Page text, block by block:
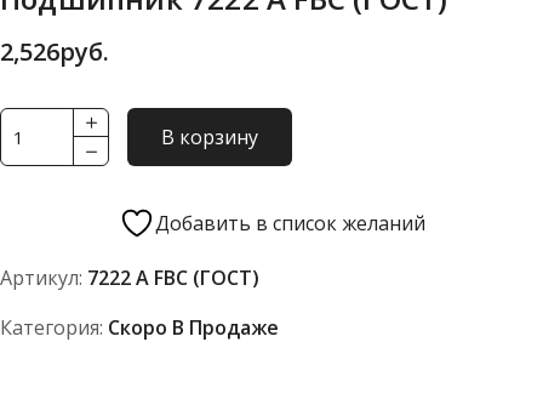
2,526руб.
Количество
товара
FBC
В корзину
Добавить в список желаний
Артикул: 7222 А FBC (ГОСТ)
Категория: Скоро В Продаже